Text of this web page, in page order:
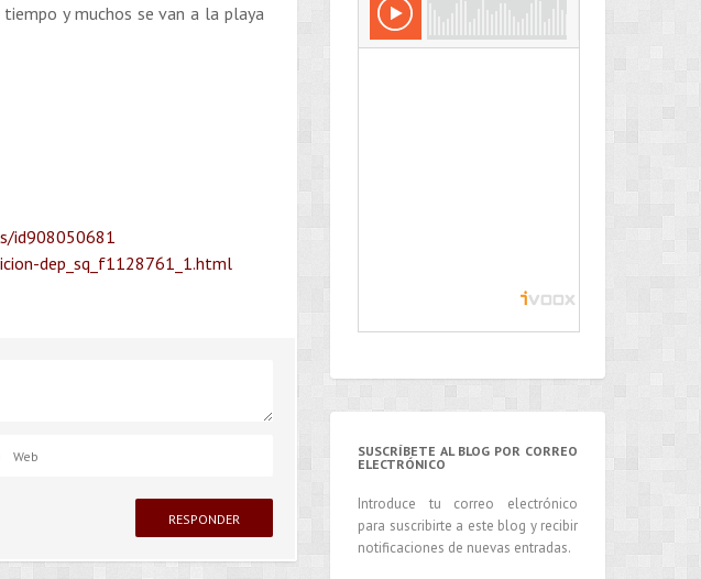
y muchos se van a la playa
id908050681
dep_sq_f1128761_1.html
SUSCRÍBETE AL BLOG POR CORREO
ELECTRÓNICO
Introduce tu correo electrónico
para suscribirte a este blog y recibir
notificaciones de nuevas entradas.